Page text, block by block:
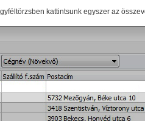
kattintsunk egyszer az